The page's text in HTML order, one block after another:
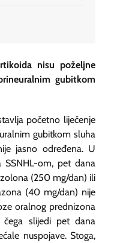
nisu poželjne
gubitkom
početno liječenje
gubitkom sluha
jasno određena. U
SSNHL-om, pet dana
(250 mg/dan) ili
(40 mg/dan) nije
oralnog prednizona
slijedi pet dana
nuspojave. Stoga,